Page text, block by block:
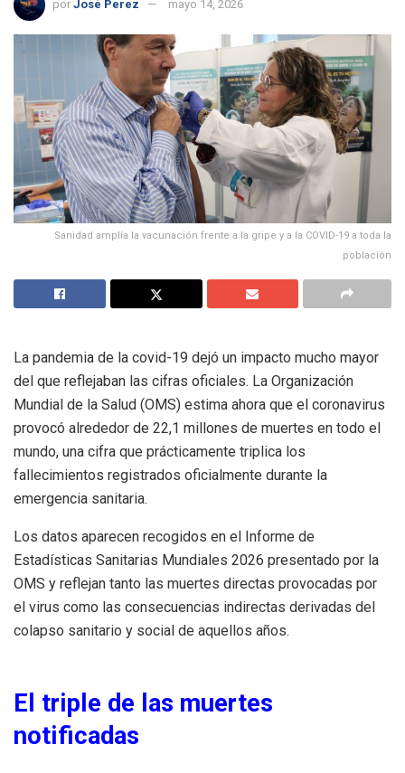
por José Perez mayo 14, 2026
Sanidad amplía la vacunación frente a la gripe y a la COVID-19 a toda la
población
La pandemia de la covid-19 dejó un impacto mucho mayor
del que reflejaban las cifras oficiales. La Organización
Mundial de la Salud (OMS) estima ahora que el coronavirus
provocó alrededor de 22,1 millones de muertes en todo el
mundo, una cifra que prácticamente triplica los
fallecimientos registrados oficialmente durante la
emergencia sanitaria.
Los datos aparecen recogidos en el Informe de
Estadísticas Sanitarias Mundiales 2026 presentado por la
OMS y reflejan tanto las muertes directas provocadas por
el virus como las consecuencias indirectas derivadas del
colapso sanitario y social de aquellos años.
El triple de las muertes
notificadas